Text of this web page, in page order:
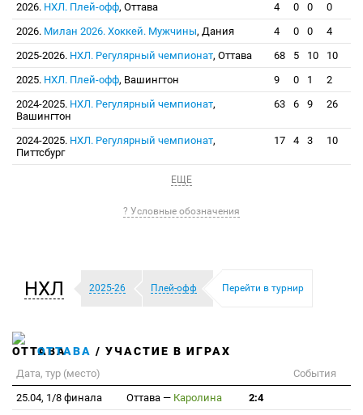
2026. НХЛ. Плей-офф, Оттава 4 0 0
0
2026. Милан 2026. Хоккей. Мужчины, Дания 4 0 0
4
2025-2026. НХЛ. Регулярный чемпионат, Оттава 68 5 10
10
2025. НХЛ. Плей-офф, Вашингтон 9 0 1
2
2024-2025. НХЛ. Регулярный чемпионат,
Вашингтон
63 6 9 26
2024-2025. НХЛ. Регулярный чемпионат,
Питтсбург
17 4 3 10
ЕЩЕ
? Условные обозначения
НХЛ 2025-26 Плей-офф Перейти в турнир
ОТТАВА / УЧАСТИЕ В ИГРАХ
Дата, тур (место)
События
25.04, 1/8 финала
Оттава — Каролина
2:4